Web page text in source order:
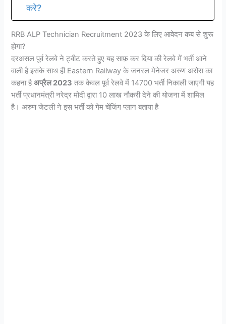
करे?
RRB ALP Technician Recruitment 2023 के लिए आवेदन कब से शुरू
होगा?
दरअसल पूर्व रेलवे ने ट्वीट करते हुए यह साफ़ कर दिया की रेलवे में भर्ती आने
वाली है इसके साथ ही Eastern Railway के जनरल मेनेजर अरुण अरोरा का
कहना हैअप्रैल 2023 तक केवल पूर्व रेलवे में 14700 भर्ती निकाली जाएगी यह
भर्ती प्रधानमंत्री नरेद्र मोदी द्वारा 10 लाख नौकरी देने की योजना में शामिल
है। अरुण जेटली ने इस भर्ती को गेम चेंजिंग प्लान बताया है